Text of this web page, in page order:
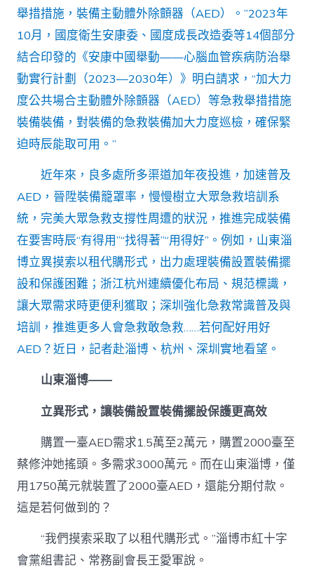
舉措措施，裝備主動體外除顫器（AED）。”2023年
10月，國度衛生安康委、國度成長改造委等14個部分
結合印發的《安康中國舉動——心腦血管疾病防治舉
動實行計劃（2023—2030年）》明白請求，“加大力
度公共場合主動體外除顫器（AED）等急救舉措措施
裝備裝備，對裝備的急救裝備加大力度巡檢，確保緊
迫時辰能取可用。”
近年來，良多處所多渠道加年夜投進，加速普及
AED，晉陞裝備籠罩率，慢慢樹立大眾急救培訓系
統，完美大眾急救支撐性周遭的狀況，推進完成裝備
在要害時辰“有得用”“找得著”“用得好”。例如，山東淄
博立異摸索以租代購形式，出力處理裝備設置裝備擺
設和保護困難；浙江杭州連續優化布局、規范標識，
讓大眾需求時更便利獲取；深圳強化急救常識普及與
培訓，推進更多人會急救敢急救……若何配好用好
AED？近日，記者赴淄博、杭州、深圳實地看望。
山東淄博——
立異形式，讓裝備設置裝備擺設保護更高效
購置一臺AED需求1.5萬至2萬元，購置2000臺至
蔡修沖她搖頭。多需求3000萬元。而在山東淄博，僅
用1750萬元就裝置了2000臺AED，還能分期付款。
這是若何做到的？
“我們摸索采取了以租代購形式。”淄博市紅十字
會黨組書記、常務副會長王愛軍說。